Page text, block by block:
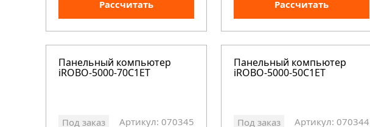
Рассчитать Рассчитать
Панельный компьютер
iROBO-5000-70C1ET
Под заказ Артикул: 070345
Панельный компьютер
iROBO-5000-50C1ET
Под заказ Артикул: 070344